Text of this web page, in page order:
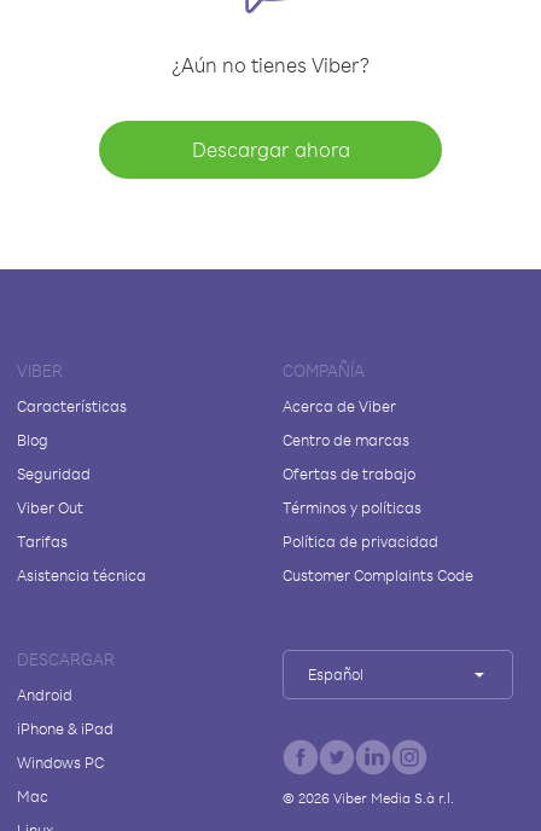
¿Aún no tienes Viber?
Descargar ahora
VIBER
Características
Blog
Seguridad
Viber Out
Tarifas
Asistencia técnica
COMPAÑÍA
Acerca de Viber
Centro de marcas
Ofertas de trabajo
Términos y políticas
Política de privacidad
Customer Complaints Code
DESCARGAR
Android
iPhone & iPad
Windows PC
Mac
Español
© 2026Viber Media S.à r.l.